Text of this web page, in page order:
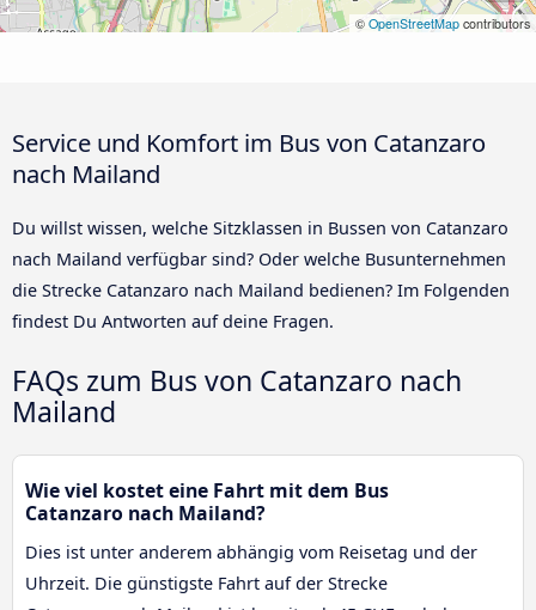
© OpenStreetMap contributors
Service und Komfort im Bus von Catanzaro
nach Mailand
Du willst wissen, welche Sitzklassen in Bussen von Catanzaro
nach Mailand verfügbar sind? Oder welche Busunternehmen
die Strecke Catanzaro nach Mailand bedienen? Im Folgenden
findest Du Antworten auf deine Fragen.
FAQs zum Bus von Catanzaro nach
Mailand
Wie viel kostet eine Fahrt mit dem Bus
Catanzaro nach Mailand?
Dies ist unter anderem abhängig vom Reisetag und der
Uhrzeit. Die günstigste Fahrt auf der Strecke